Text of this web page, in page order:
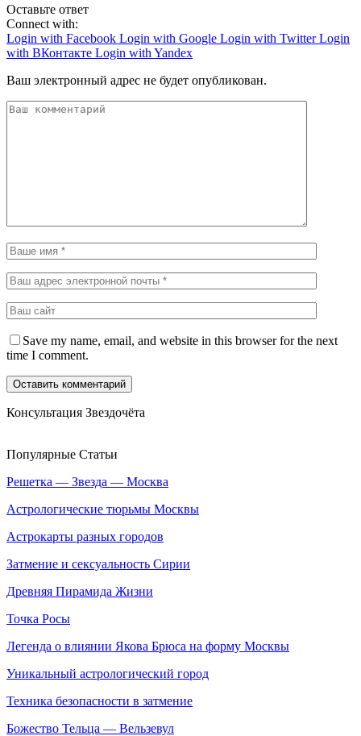
Оставьте ответ
Connect with:
Login with Facebook Login with Google Login with TwitterLogin
with ВКонтакте Login with Yandex
Ваш электронный адрес не будет опубликован.
Save my name, email, and website in this browser for the next
time I comment.
Консультация Звездочёта
Популярные Статьи
Решетка — Звезда — Москва
Астрологические тюрьмы Москвы
Астрокарты разных городов
Затмение и сексуальность Сирии
Древняя Пирамида Жизни
Точка Росы
Легенда о влиянии Якова Брюса на форму Москвы
Уникальный астрологический город
Техника безопасности в затмение
Божество Тельца — Вельзевул